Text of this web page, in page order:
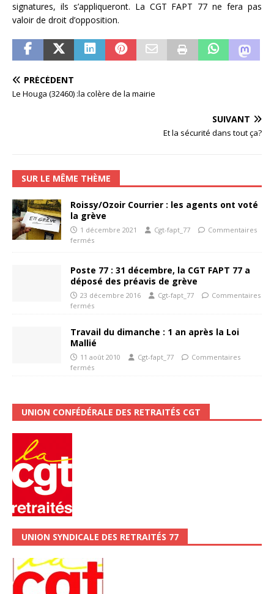
signatures, ils s’appliqueront. La CGT FAPT 77 ne fera pas
valoir de droit d’opposition.
PRÉCÉDENT
Le Houga (32460) :la colère de la mairie
SUIVANT
Et la sécurité dans tout ça?
SUR LE MÊME THÈME
Roissy/Ozoir Courrier : les agents ont voté
la grève
1 décembre 2021 Cgt-fapt_77
Commentaires
fermés
Poste 77 : 31 décembre, la CGT FAPT 77 a
déposé des préavis de grève
23 décembre 2016 Cgt-fapt_77
Commentaires
fermés
Travail du dimanche : 1 an après la Loi
Mallié
11 août 2010 Cgt-fapt_77
Commentaires
fermés
UNION CONFÉDÉRALE DES RETRAITÉS CGT
UNION SYNDICALE DES RETRAITÉS 77